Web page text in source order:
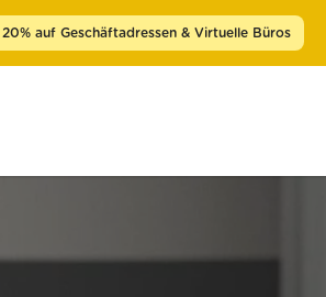
20% auf Geschäftadressen & Virtuelle Büros